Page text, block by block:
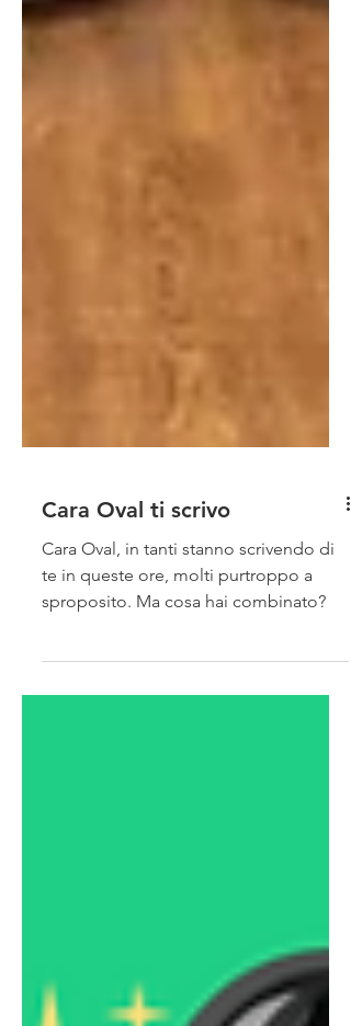
Cara Oval ti scrivo
Cara Oval, in tanti stanno scrivendo di
te in queste ore, molti purtroppo a